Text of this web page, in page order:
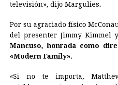
televisión», dijo Margulies.
Por su agraciado físico
del presenter Jimmy Kimmel
Mancuso, honrada como
«Modern Family».
«Si no te importa,